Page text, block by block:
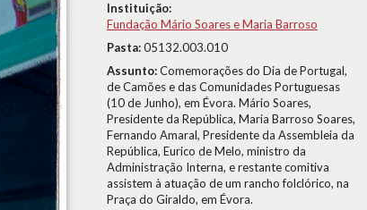
Instituição:
Fundação Mário Soares e Maria Barroso
Pasta:05132.003.010
Assunto:Comemorações do Dia de Portugal,
de Camões e das Comunidades Portuguesas
(10 de Junho), em Évora. Mário Soares,
Presidente da República, Maria Barroso Soares,
Fernando Amaral, Presidente da Assembleia da
República, Eurico de Melo, ministro da
Administração Interna, e restante comitiva
assistem à atuação de um rancho folclórico, na
Praça do Giraldo, em Évora.